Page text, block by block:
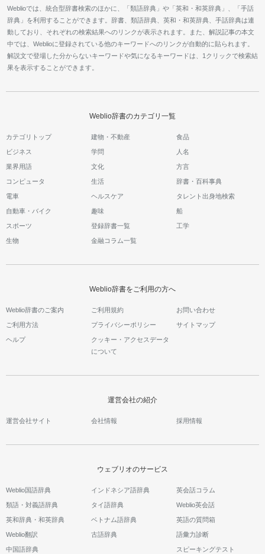
Weblioでは、統合型辞書検索のほかに、「類語辞典」や「英和・和英辞典」、「手話
辞典」を利用することができます。辞書、類語辞典、英和・和英辞典、手話辞典は連
動しており、それぞれの検索結果へのリンクが表示されます。また、解説記事の本文
中では、Weblioに登録されている他のキーワードへのリンクが自動的に貼られます。
解説文で登場した分からないキーワードや気になるキーワードは、1クリックで検索結
果を表示することができます。
Weblio辞書のカテゴリ一覧
カテゴリトップ 建物・不動産 食品
ビジネス 学問 人名
業界用語 文化 方言
コンピュータ 生活 辞書・百科事典
電車 ヘルスケア タレント出身地検索
自動車・バイク 趣味 船
スポーツ 登録辞書一覧 工学
生物 金融コラム一覧
Weblio辞書をご利用の方へ
Weblio辞書のご案内 ご利用規約 お問い合わせ
ご利用方法 プライバシーポリシー サイトマップ
ヘルプ
クッキー・アクセスデータ
について
運営会社の紹介
運営会社サイト 会社情報 採用情報
ウェブリオのサービス
Weblio国語辞典
類語・対義語辞典
英和辞典・和英辞典
Weblio翻訳
中国語辞典
インドネシア語辞典
タイ語辞典
ベトナム語辞典
古語辞典
英会話コラム
Weblio英会話
英語の質問箱
語彙力診断
スピーキングテスト